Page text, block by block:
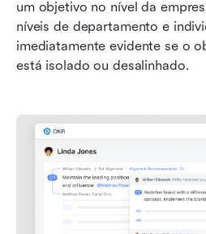
um objetivo no nível da
níveis de departamento e
imediatamente evidente se o
está isolado ou desalinhado.